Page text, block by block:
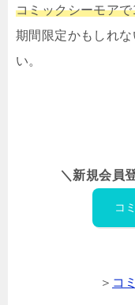
コミックシーモア
期間限定かもしれ
い。
＼新規会員
コ
＞ コ